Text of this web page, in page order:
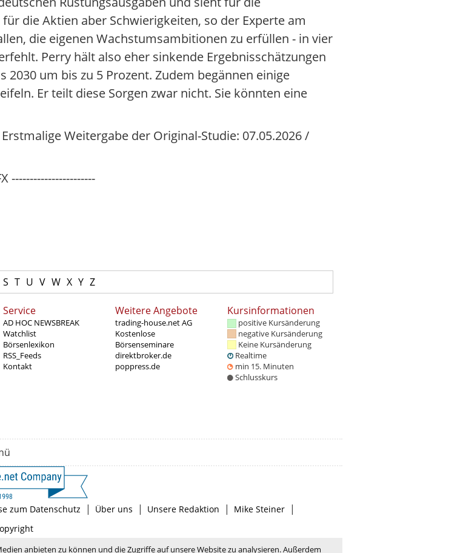
die Aktien aber Schwierigkeiten, so der Experte am
die eigenen Wachstumsambitionen zu erfüllen - in vier
Perry hält also eher sinkende Ergebnisschätzungen
um bis zu 5 Prozent. Zudem begännen einige
Er teilt diese Sorgen zwar nicht. Sie könnten eine
Weitergabe der Original-Studie: 07.05.2026 /
-----------------------
S T U V W X Y Z
Service
AD HOC NEWSBREAK
Watchlist
Börsenlexikon
RSS_Feeds
Kontakt
Weitere Angebote
trading-house.net AG
Kostenlose
Börsenseminare
direktbroker.de
poppress.de
Kursinformationen
positive Kursänderung
negative Kursänderung
Keine Kursänderung
Realtime
min 15. Minuten
Schlusskurs
zum Datenschutz | Über uns | Unsere Redaktion | Mike Steiner |
anbieten zu können und die Zugriffe auf unsere Website zu analysieren. Außerdem